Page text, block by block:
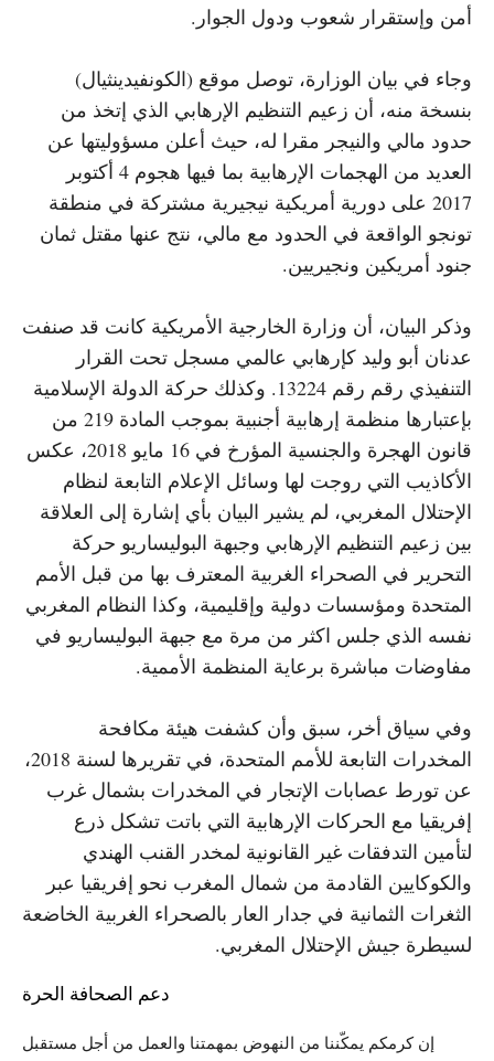
أمن وإستقرار شعوب ودول الجوار.
وجاء في بيان الوزارة، توصل موقع (الكونفيدينثيال)
بنسخة منه، أن زعيم التنظيم الإرهابي الذي إتخذ من
حدود مالي والنيجر مقرا له، حيث أعلن مسؤوليتها عن
العديد من الهجمات الإرهابية بما فيها هجوم 4 أكتوبر
2017 على دورية أمريكية نيجيرية مشتركة في منطقة
تونجو الواقعة في الحدود مع مالي، نتج عنها مقتل ثمان
جنود أمريكين ونجيريين.
وذكر البيان، أن وزارة الخارجية الأمريكية كانت قد صنفت
عدنان أبو وليد كإرهابي عالمي مسجل تحت القرار
التنفيذي رقم رقم 13224. وكذلك حركة الدولة الإسلامية
بإعتبارها منظمة إرهابية أجنبية بموجب المادة 219 من
قانون الهجرة والجنسية المؤرخ في 16 مايو 2018، عكس
الأكاذيب التي روجت لها وسائل الإعلام التابعة لنظام
الإحتلال المغربي، لم يشير البيان بأي إشارة إلى العلاقة
بين زعيم التنظيم الإرهابي وجبهة البوليساريو حركة
التحرير في الصحراء الغربية المعترف بها من قبل الأمم
المتحدة ومؤسسات دولية وإقليمية، وكذا النظام المغربي
نفسه الذي جلس اكثر من مرة مع جبهة البوليساريو في
مفاوضات مباشرة برعاية المنظمة الأممية.
وفي سياق أخر، سبق وأن كشفت هيئة مكافحة
المخدرات التابعة للأمم المتحدة، في تقريرها لسنة 2018،
عن تورط عصابات الإتجار في المخدرات بشمال غرب
إفريقيا مع الحركات الإرهابية التي باتت تشكل ذرع
لتأمين التدفقات غير القانونية لمخدر القنب الهندي
والكوكايين القادمة من شمال المغرب نحو إفريقيا عبر
الثغرات الثمانية في جدار العار بالصحراء الغربية الخاضعة
لسيطرة جيش الإحتلال المغربي.
دعم الصحافة الحرة
إن كرمكم يمكّننا من النهوض بمهمتنا والعمل من أجل مستقبل